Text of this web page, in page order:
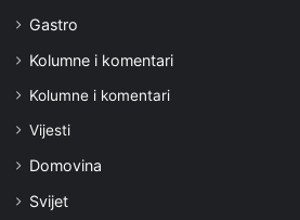
Gastro
Kolumne i komentari
Kolumne i komentari
Vijesti
Domovina
Svijet